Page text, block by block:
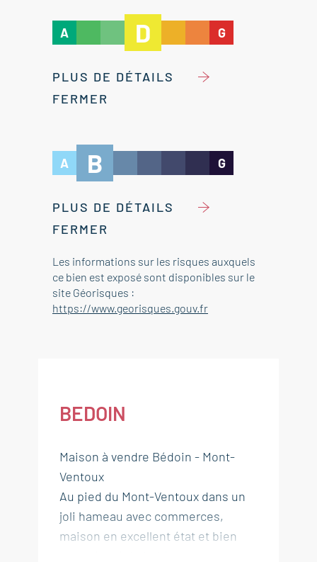
A D G
PLUS DE DÉTAILS
FERMER
A B G
PLUS DE DÉTAILS
FERMER
Les informations sur les risques auxquels
ce bien est exposé sont disponibles sur le
site Géorisques :
https://www.georisques.gouv.fr
BEDOIN
Maison à vendre Bédoin - Mont-
Ventoux
Au pied du Mont-Ventoux dans un
joli hameau avec commerces,
maison en excellent état et bien